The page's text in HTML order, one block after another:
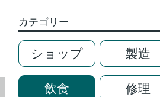
カテゴリー
ショップ 製造
飲食 修理